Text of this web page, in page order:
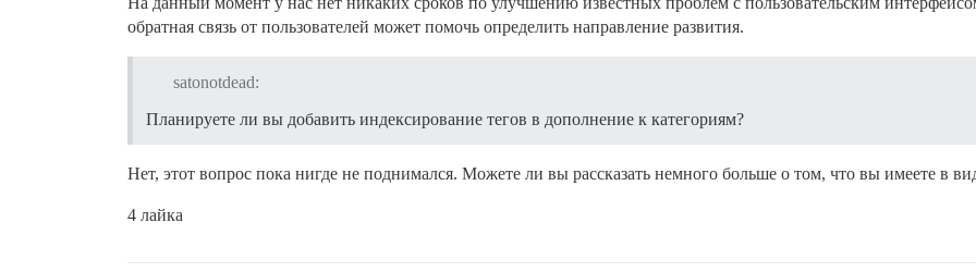
обратная связь от пользователей может помочь определить направление развития.
satonotdead:
Планируете ли вы добавить индексирование тегов в дополнение к категориям?
Нет, этот вопрос пока нигде не поднимался. Можете ли вы рассказать немного больше о том, что вы имеете в
4 лайка